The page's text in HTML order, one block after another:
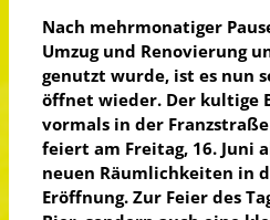
Nach mehrmonatiger
Umzug und Renovierung
genutzt wurde, ist es nun
öffnet wieder. Der kultige
vormals in der
feiert am Freitag, 16. Juni
neuen Räumlichkeiten in
Eröffnung. Zur Feier des